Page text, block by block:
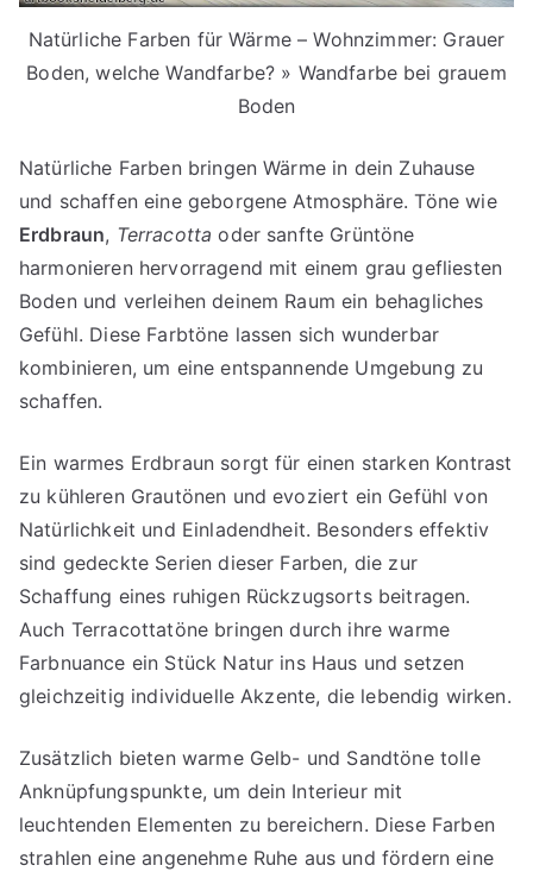
Natürliche Farben für Wärme – Wohnzimmer: Grauer
Boden, welche Wandfarbe? » Wandfarbe bei grauem
Boden
Natürliche Farben bringen Wärme in dein Zuhause
und schaffen eine geborgene Atmosphäre. Töne wie
Erdbraun, Terracotta oder sanfte Grüntöne
harmonieren hervorragend mit einem grau gefliesten
Boden und verleihen deinem Raum ein behagliches
Gefühl. Diese Farbtöne lassen sich wunderbar
kombinieren, um eine entspannende Umgebung zu
schaffen.
Ein warmes Erdbraun sorgt für einen starken Kontrast
zu kühleren Grautönen und evoziert ein Gefühl von
Natürlichkeit und Einladendheit. Besonders effektiv
sind gedeckte Serien dieser Farben, die zur
Schaffung eines ruhigen Rückzugsorts beitragen.
Auch Terracottatöne bringen durch ihre warme
Farbnuance ein Stück Natur ins Haus und setzen
gleichzeitig individuelle Akzente, die lebendig wirken.
Zusätzlich bieten warme Gelb- und Sandtöne tolle
Anknüpfungspunkte, um dein Interieur mit
leuchtenden Elementen zu bereichern. Diese Farben
strahlen eine angenehme Ruhe aus und fördern eine